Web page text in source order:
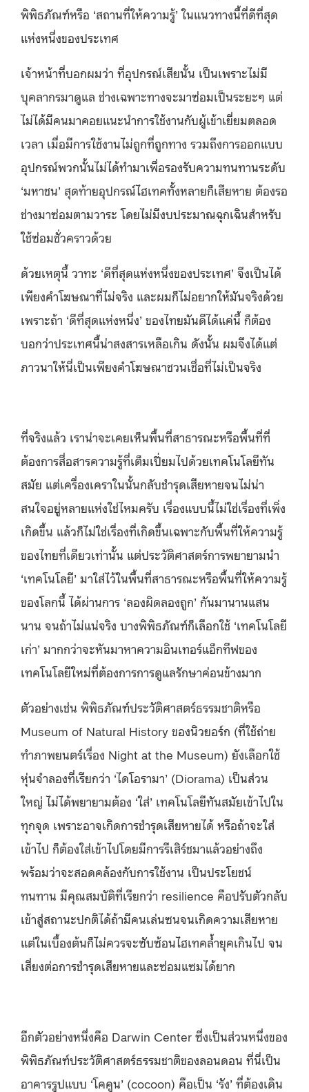
พิพิธภัณฑ์หรือ ‘สถานที่ให้ความรู้’ ในแนวทางนี้ที่ดีที่สุด
แห่งหนึ่งของประเทศ
เจ้าหน้าที่บอกผมว่า ที่อุปกรณ์เสียนั้น เป็นเพราะไม่มี
บุคลากรมาดูแล ช่างเฉพาะทางจะมาซ่อมเป็นระยะๆ แต่
ไม่ได้มีคนมาคอยแนะนำการใช้งานกับผู้เข้าเยี่ยมตลอด
เวลา เมื่อมีการใช้งานไม่ถูกที่ถูกทาง รวมถึงการออกแบบ
อุปกรณ์พวกนั้นไม่ได้ทำมาเพื่อรองรับความทนทานระดับ
‘มหาชน’ สุดท้ายอุปกรณ์ไฮเทคทั้งหลายก็เสียหาย ต้องรอ
ช่างมาซ่อมตามวาระ โดยไม่มีงบประมาณฉุกเฉินสำหรับ
ใช้ซ่อมชั่วคราวด้วย
ด้วยเหตุนี้ วาทะ ‘ดีที่สุดแห่งหนึ่งของประเทศ’ จึงเป็นได้
เพียงคำโฆษณาที่ไม่จริง และผมก็ไม่อยากให้มันจริงด้วย
เพราะถ้า ‘ดีที่สุดแห่งหนึ่ง’ ของไทยมันดีได้แค่นี้ ก็ต้อง
บอกว่าประเทศนี้น่าสงสารเหลือเกิน ดังนั้น ผมจึงได้แต่
ภาวนาให้นี่เป็นเพียงคำโฆษณาชวนเชื่อที่ไม่เป็นจริง
ที่จริงแล้ว เราน่าจะเคยเห็นพื้นที่สาธารณะหรือพื้นที่ที่
ต้องการสื่อสารความรู้ที่เต็มเปี่ยมไปด้วยเทคโนโลยีทัน
สมัย แต่เครื่องเคราในนั้นกลับชำรุดเสียหายจนไม่น่า
สนใจอยู่หลายแห่งใช่ไหมครับ เรื่องแบบนี้ไม่ใช่เรื่องที่เพิ่ง
เกิดขึ้น แล้วก็ไม่ใช่เรื่องที่เกิดขึ้นเฉพาะกับพื้นที่ให้ความรู้
ของไทยที่เดียวเท่านั้น แต่ประวัติศาสตร์การพยายามนำ
‘เทคโนโลยี’ มาใส่ไว้ในพื้นที่สาธารณะหรือพื้นที่ให้ความรู้
ของโลกนี้ ได้ผ่านการ ‘ลองผิดลองถูก’ กันมานานแสน
นาน จนถ้าไม่แน่จริง บางพิพิธภัณฑ์ก็เลือกใช้ ‘เทคโนโลยี
เก่า’ มากกว่าจะหันมาหาความอินเทอร์แอ็กทีฟของ
เทคโนโลยีใหม่ที่ต้องการการดูแลรักษาค่อนข้างมาก
ตัวอย่างเช่น พิพิธภัณฑ์ประวัติศาสตร์ธรรมชาติหรือ
Museum of Natural History ของนิวยอร์ก (ที่ใช้ถ่าย
ทำภาพยนตร์เรื่อง Night at the Museum) ยังเลือกใช้
หุ่นจำลองที่เรียกว่า ‘ไดโอรามา’ (Diorama) เป็นส่วน
ใหญ่ ไม่ได้พยายามต้อง ‘ใส่’ เทคโนโลยีทันสมัยเข้าไปใน
ทุกจุด เพราะอาจเกิดการชำรุดเสียหายได้ หรือถ้าจะใส่
เข้าไป ก็ต้องใส่เข้าไปโดยมีการรีเสิร์ชมาแล้วอย่างถึง
พร้อมว่าจะสอดคล้องกับการใช้งาน เป็นประโยชน์
ทนทาน มีคุณสมบัติที่เรียกว่า resilience คือปรับตัวกลับ
เข้าสู่สถานะปกติได้ถ้ามีคนเล่นซนจนเกิดความเสียหาย
แต่ในเบื้องต้นก็ไม่ควรจะซับซ้อนไฮเทคล้ำยุคเกินไป จน
เสี่ยงต่อการชำรุดเสียหายและซ่อมแซมได้ยาก
อีกตัวอย่างหนึ่งคือ Darwin Center ซึ่งเป็นส่วนหนึ่งของ
พิพิธภัณฑ์ประวัติศาสตร์ธรรมชาติของลอนดอน ที่นี่เป็น
อาคารรูปแบบ ‘โคคูน’ (cocoon) คือเป็น ‘รัง’ ที่ต้องเดิน